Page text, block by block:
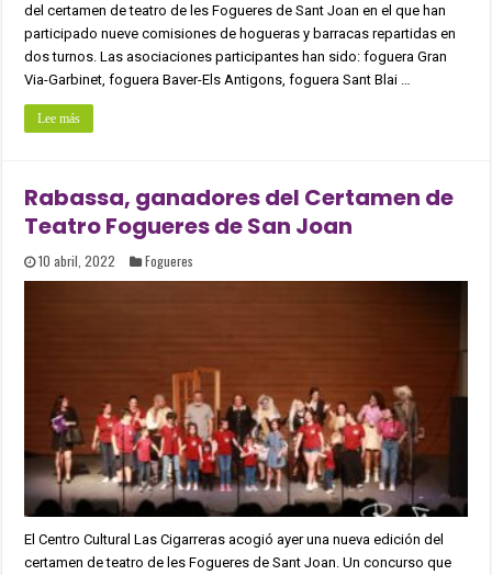
del certamen de teatro de les Fogueres de Sant Joan en el que han
participado nueve comisiones de hogueras y barracas repartidas en
dos turnos. Las asociaciones participantes han sido: foguera Gran
Via-Garbinet, foguera Baver-Els Antigons, foguera Sant Blai …
Lee más
Rabassa, ganadores del Certamen de
Teatro Fogueres de San Joan
10 abril, 2022 Fogueres
El Centro Cultural Las Cigarreras acogió ayer una nueva edición del
certamen de teatro de les Fogueres de Sant Joan. Un concurso que